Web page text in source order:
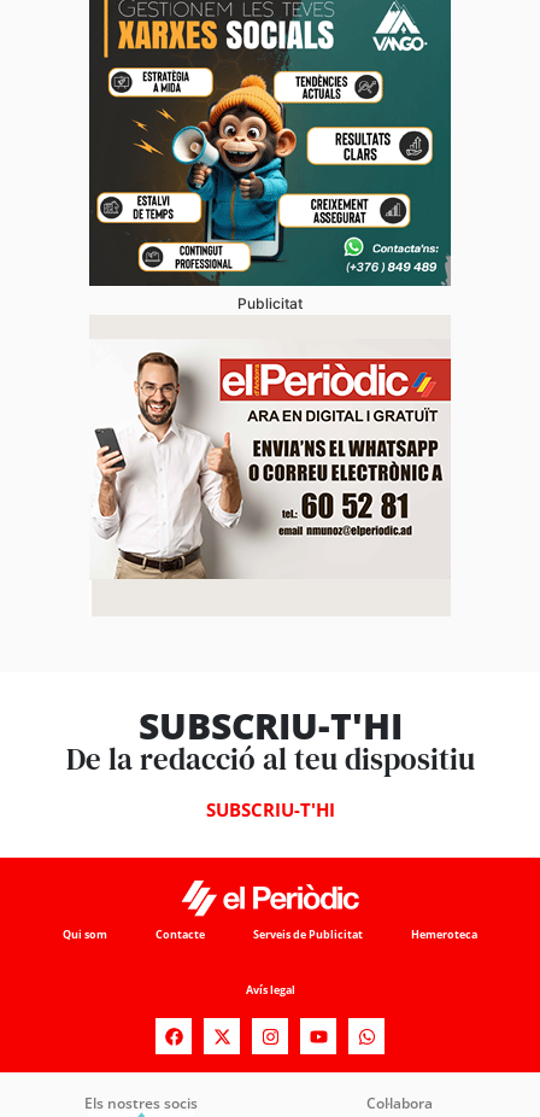
Publicitat
SUBSCRIU-T'HI
De la redacció al teu dispositiu
SUBSCRIU-T'HI
Qui som Contacte Serveis de Publicitat Hemeroteca
Avís legal
Els nostres socis Col·labora